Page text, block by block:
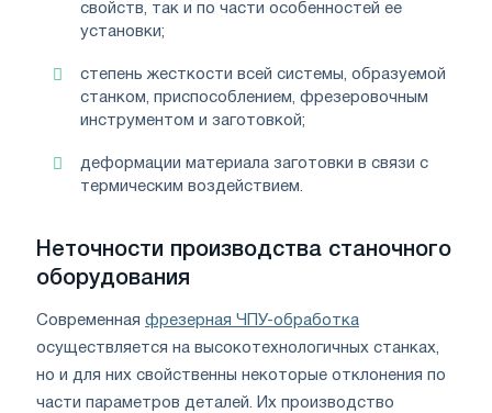
свойств, так и по части особенностей ее
установки;
степень жесткости всей системы, образуемой
станком, приспособлением, фрезеровочным
инструментом и заготовкой;
деформации материала заготовки в связи с
термическим воздействием.
Неточности производства станочного
оборудования
Современная фрезерная ЧПУ-обработка
осуществляется на высокотехнологичных станках,
но и для них свойственны некоторые отклонения по
части параметров деталей. Их производство